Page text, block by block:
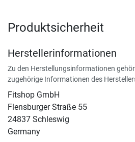
Produktsicherheit
Herstellerinformationen
Zu den Herstellungsinformationen
zugehörige Informationen des
Fitshop GmbH
Flensburger Straße 55
24837 Schleswig
Germany